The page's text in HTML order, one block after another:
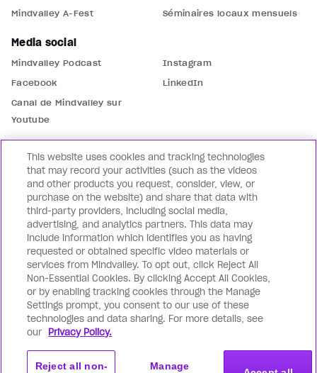
Mindvalley A-Fest
Séminaires locaux mensuels
Média social
Mindvalley Podcast
Instagram
Facebook
LinkedIn
Canal de Mindvalley sur
Youtube
Service client
Nous contacter
Partenariats
Mindvalley pour les
entreprises
Nos marques
Lifebook
WILDFIT
Mindvalley Coach
Mindvalley Talks
Français (FR
This website uses cookies and tracking technologies
that may record your activities (such as the videos
and other products you request, consider, view, or
purchase on the website) and share that data with
third-party providers, including social media,
advertising, and analytics partners. This data may
include information which identifies you as having
requested or obtained specific video materials or
services from Mindvalley. To opt out, click Reject All
Non-Essential Cookies. By clicking Accept All Cookies,
or by enabling tracking cookies through the Manage
Settings prompt, you consent to our use of these
technologies and data sharing. For more details, see
our Privacy Policy.
Manage
Reject all non-